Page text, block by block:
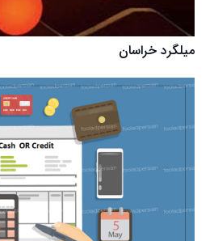
میلگرد خراسان